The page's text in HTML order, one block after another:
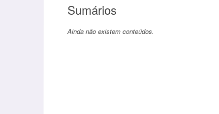
Sumários
Ainda não existem conteúdos.